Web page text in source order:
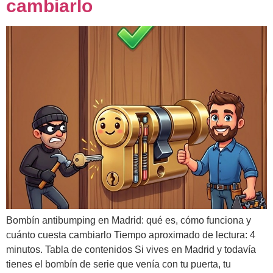
cambiarlo
Bombín antibumping en Madrid: qué es, cómo funciona y
cuánto cuesta cambiarlo Tiempo aproximado de lectura: 4
minutos. Tabla de contenidos Si vives en Madrid y todavía
tienes el bombín de serie que venía con tu puerta, tu